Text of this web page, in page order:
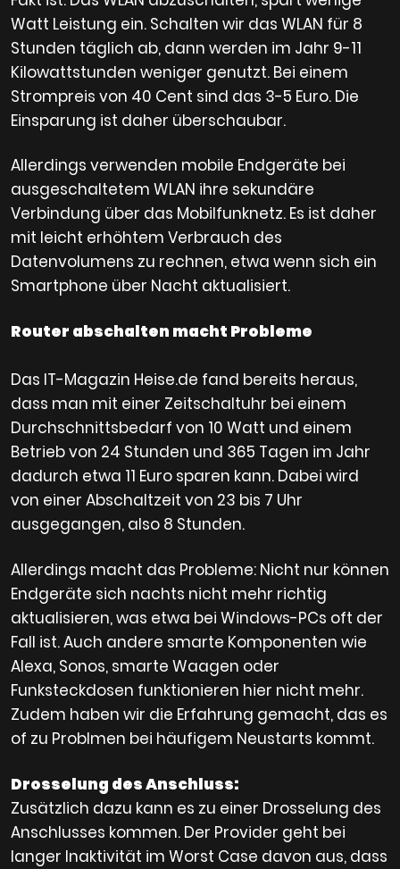
Watt Leistung ein. Schalten wir das WLAN für 8
Stunden täglich ab, dann werden im Jahr 9-11
Kilowattstunden weniger genutzt. Bei einem
Strompreis von 40 Cent sind das 3-5 Euro. Die
Einsparung ist daher überschaubar.
Allerdings verwenden mobile Endgeräte bei
ausgeschaltetem WLAN ihre sekundäre
Verbindung über das Mobilfunknetz. Es ist daher
mit leicht erhöhtem Verbrauch des
Datenvolumens zu rechnen, etwa wenn sich ein
Smartphone über Nacht aktualisiert.
Router abschalten macht Probleme
Das IT-Magazin Heise.de fand bereits heraus,
dass man mit einer Zeitschaltuhr bei einem
Durchschnittsbedarf von 10 Watt und einem
Betrieb von 24 Stunden und 365 Tagen im Jahr
dadurch etwa 11 Euro sparen kann. Dabei wird
von einer Abschaltzeit von 23 bis 7 Uhr
ausgegangen, also 8 Stunden.
Allerdings macht das Probleme: Nicht nur können
Endgeräte sich nachts nicht mehr richtig
aktualisieren, was etwa bei Windows-PCs oft der
Fall ist. Auch andere smarte Komponenten wie
Alexa, Sonos, smarte Waagen oder
Funksteckdosen funktionieren hier nicht mehr.
Zudem haben wir die Erfahrung gemacht, das es
of zu Problmen bei häufigem Neustarts kommt.
Drosselung des Anschluss:
Zusätzlich dazu kann es zu einer Drosselung des
Anschlusses kommen. Der Provider geht bei
langer Inaktivität im Worst Case davon aus, dass